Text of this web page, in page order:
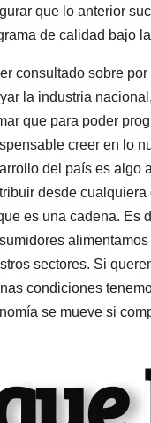
que lo anterior
de calidad bajo
consultado sobre
la industria
que para poder
creer en lo
del país es algo
desde
es una cadena. Es
sectores. Si
condiciones
se mueve si